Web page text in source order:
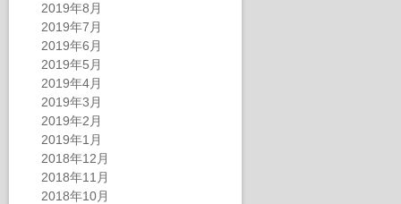
2019年8月
2019年7月
2019年6月
2019年5月
2019年4月
2019年3月
2019年2月
2019年1月
2018年12月
2018年11月
2018年10月